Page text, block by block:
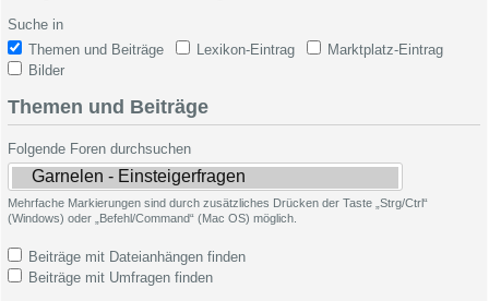
Suche in
Themen und Beiträge
Lexikon-Eintrag
Marktplatz-Eintrag
Bilder
Themen und Beiträge
Folgende Foren durchsuchen
Mehrfache Markierungen sind durch zusätzliches Drücken der Taste „Strg/Ctrl“
(Windows) oder „Befehl/Command“ (Mac OS) möglich.
Beiträge mit Dateianhängen finden
Beiträge mit Umfragen finden